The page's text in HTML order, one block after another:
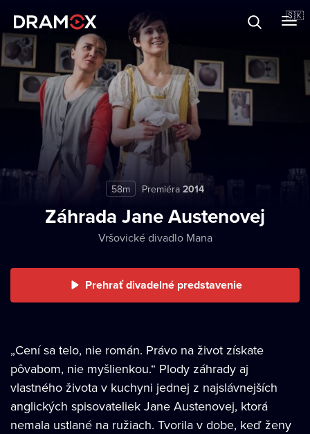
🇸🇰
Darčekové poukazy
Zaregistrujte sa
58m Premiéra 2014
Záhrada Jane Austenovej
Vršovické divadlo Mana
Prehrať divadelné predstavenie
„Cení sa telo, nie román. Právo na život získate
pôvabom, nie myšlienkou.“ Plody záhrady aj
vlastného života v kuchyni jednej z najslávnejších
anglických spisovateliek Jane Austenovej, ktorá
nemala ustlané na ružiach. Tvorila v dobe, keď ženy